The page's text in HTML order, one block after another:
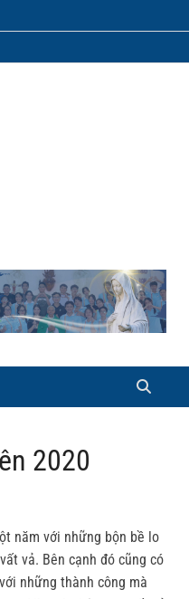
2020
năm với những bộn bề lo
vả. Bên cạnh đó cũng có
những thành công mà